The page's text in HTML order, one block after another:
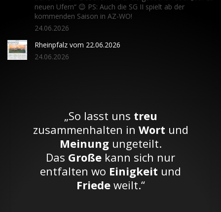
neuen Ufern“ 😉 PS: Auch die SG II spielt ab der
kommenden Saison in AZ-WO!
24.06.2026
Rheinpfalz vom 22.06.2026
24.06.2026
„So lasst uns treu
zusammenhalten in Wort und
Meinungungeteilt.
Das Große kann sich nur
entfalten wo Einigkeit und
Friedeweilt.“